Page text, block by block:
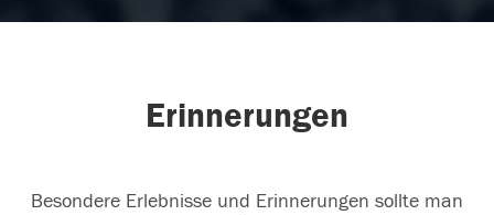
Erinnerungen
Besondere Erlebnisse und Erinnerungen sollte man